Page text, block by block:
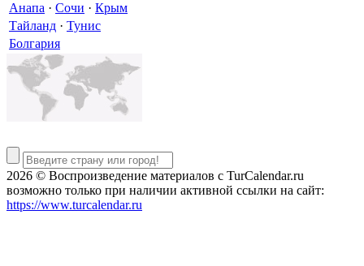
Анапа · Сочи · Крым
Тайланд · Тунис
Болгария
2026 © Воспроизведение материалов c TurCalendar.ru
возможно только при наличии активной ссылки на сайт:
https://www.turcalendar.ru